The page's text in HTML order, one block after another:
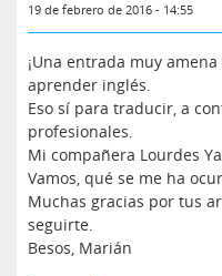
19 de febrero de 2016 - 14:55
¡Una entrada muy
aprender inglés.
Eso sí para traducir, a
profesionales.
Mi compañera Lourdes
Vamos, qué se me ha
Muchas gracias por tus
seguirte.
Besos, Marián